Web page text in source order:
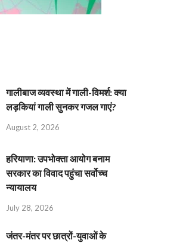
गालीबाज व्‍यवस्‍था में गाली-विमर्श: क्या
लड़कियां गाली सुनकर गजल गाएं?
August 2, 2026
हरियाणा: उपभोक्ता आयोग बनाम
सरकार का विवाद पहुंचा सर्वोच्च
न्यायालय
July 28, 2026
जंतर-मंतर पर छात्रों-युवाओं के